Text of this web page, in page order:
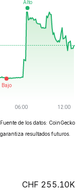
Fuente de los datos: CoinGecko
resultados futuros.
255.10K